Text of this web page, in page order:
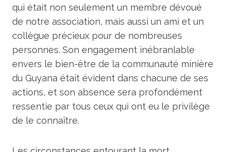
qui était non seulement un membre dévoué
de notre association, mais aussi un ami et un
collègue précieux pour de nombreuses
personnes. Son engagement inébranlable
envers le bien-être de la communauté minière
du Guyana était évident dans chacune de ses
actions, et son absence sera profondément
ressentie par tous ceux qui ont eu le privilège
de le connaître.